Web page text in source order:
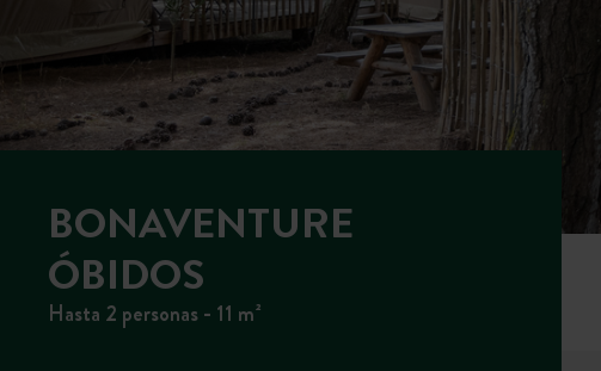
BONAVENTURE
ÓBIDOS
Hasta 2 personas - 11 m²